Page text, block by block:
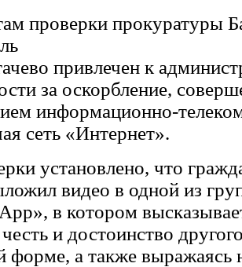
проверки прокуратуры
привлечен к
за оскорбление,
информационно-
сеть «Интернет».
установлено, что
видео в одной из
в котором
и достоинство
форме, а также выражаясь